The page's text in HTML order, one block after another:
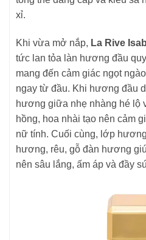
xỉ.
Khi vừa mở nắp, La Rive
tức lan tỏa làn hương đầu
mang đến cảm giác ngọt
ngay từ đầu. Khi hương đầu
hương giữa nhẹ nhàng hé lộ
hồng, hoa nhài tạo nên cảm
nữ tính. Cuối cùng, lớp
hương, rêu, gỗ đàn hương
nên sâu lắng, ấm áp và đầy